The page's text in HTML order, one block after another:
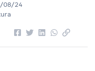
08/24